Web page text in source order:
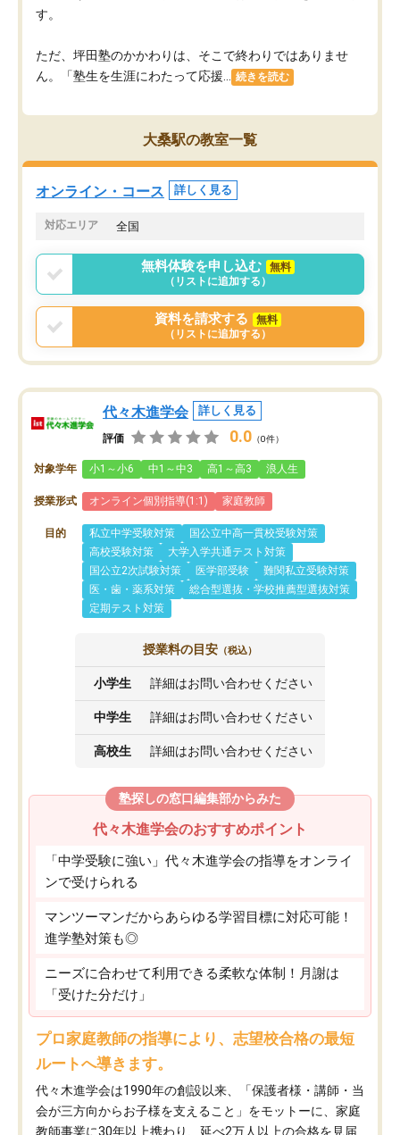
す。
ただ、坪田塾のかかわりは、そこで終わりではありませ
ん。「塾生を生涯にわたって応援...
続きを読む
大桑駅の教室一覧
オンライン・コース 詳しく見る
対応エリア 全国
無料体験を申し込む
無料
（リストに追加する）
資料を請求する
無料
（リストに追加する）
代々木進学会 詳しく見る
評価 0.0 （0件）
対象学年 小1～小6 中1～中3 高1～高3 浪人生
授業形式 オンライン個別指導(1:1) 家庭教師
目的 私立中学受験対策
国公立中高一貫校受験対策
高校受験対策
大学入学共通テスト対策
国公立2次試験対策
医学部受験
難関私立受験対策
医・歯・薬系対策
総合型選抜・学校推薦型選抜対策
定期テスト対策
授業料の目安 （税込）
小学生 詳細はお問い合わせください
中学生 詳細はお問い合わせください
高校生 詳細はお問い合わせください
塾探しの窓口編集部からみた
代々木進学会のおすすめポイント
「中学受験に強い」代々木進学会の指導をオンライ
ンで受けられる
マンツーマンだからあらゆる学習目標に対応可能！
進学塾対策も◎
ニーズに合わせて利用できる柔軟な体制！月謝は
「受けた分だけ」
プロ家庭教師の指導により、志望校合格の最短
ルートへ導きます。
代々木進学会は1990年の創設以来、「保護者様・講師・当
会が三方向からお子様を支えること」をモットーに、家庭
教師事業に30年以上携わり、延べ2万人以上の合格を見届